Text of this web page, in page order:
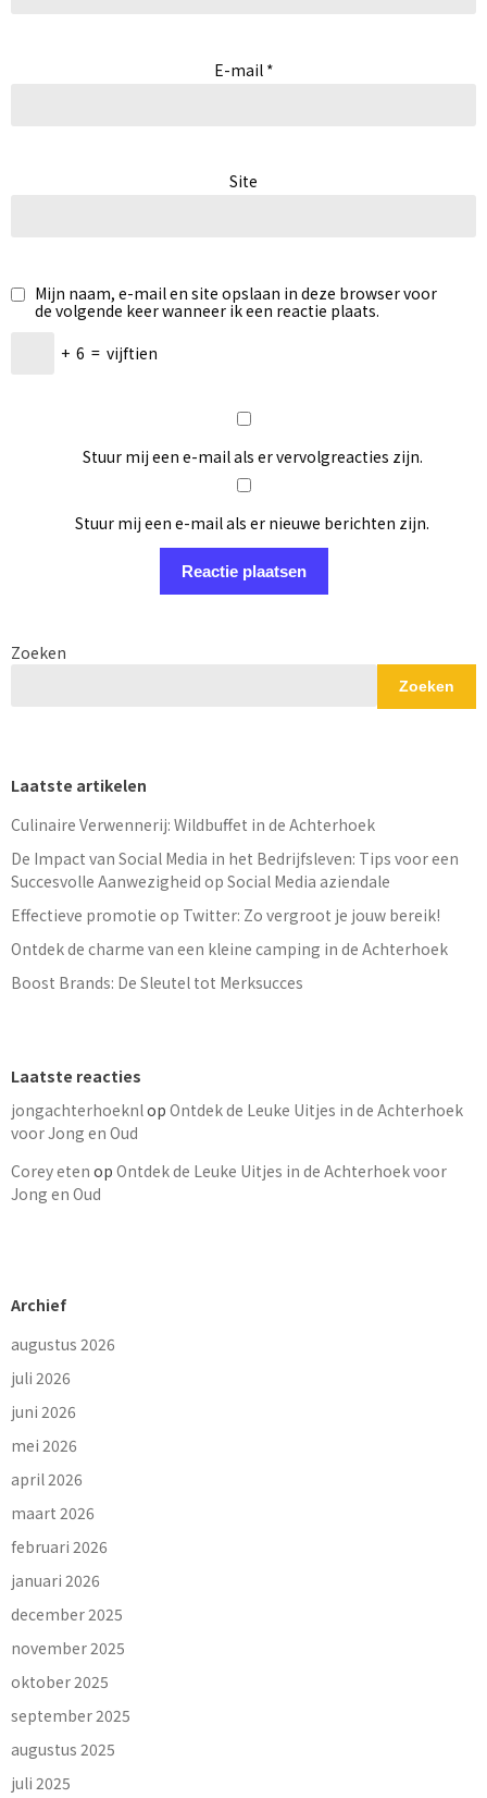
E-mail *
Site
Mijn naam, e-mail en site opslaan in deze browser voor
de volgende keer wanneer ik een reactie plaats.
+ 6 = vijftien
Stuur mij een e-mail als er vervolgreacties zijn.
Stuur mij een e-mail als er nieuwe berichten zijn.
Zoeken
Zoeken
Laatste artikelen
Culinaire Verwennerij: Wildbuffet in de Achterhoek
De Impact van Social Media in het Bedrijfsleven: Tips voor een
Succesvolle Aanwezigheid op Social Media aziendale
Effectieve promotie op Twitter: Zo vergroot je jouw bereik!
Ontdek de charme van een kleine camping in de Achterhoek
Boost Brands: De Sleutel tot Merksucces
Laatste reacties
jongachterhoeknl op Ontdek de Leuke Uitjes in de Achterhoek
voor Jong en Oud
Corey eten op Ontdek de Leuke Uitjes in de Achterhoek voor
Jong en Oud
Archief
augustus 2026
juli 2026
juni 2026
mei 2026
april 2026
maart 2026
februari 2026
januari 2026
december 2025
november 2025
oktober 2025
september 2025
augustus 2025
juli 2025